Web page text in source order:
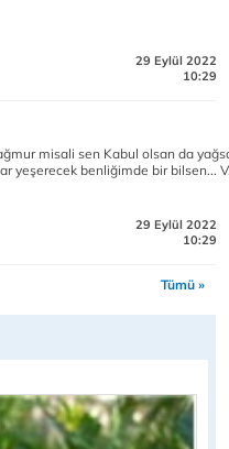
29 Eylül 2022
10:29
misali sen Kabul olsan da
yeşerecek benliğimde bir bilsen...
29 Eylül 2022
10:29
Tümü »